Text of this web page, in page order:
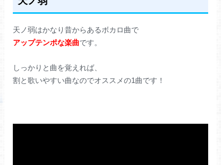
天ノ弱はかなり昔からあるボカロ曲で
アップテンポな楽曲です。
しっかりと曲を覚えれば、
割と歌いやすい曲なのでオススメの1曲です！